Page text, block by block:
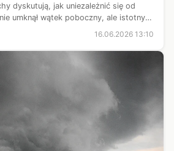
dyskutują, jak uniezależnić się od
umknął wątek poboczny, ale istotny:
16.06.2026 13:10